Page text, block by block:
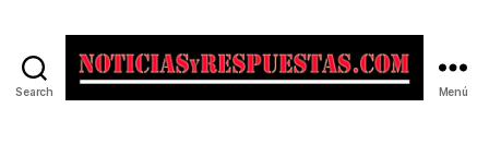
Search Menú